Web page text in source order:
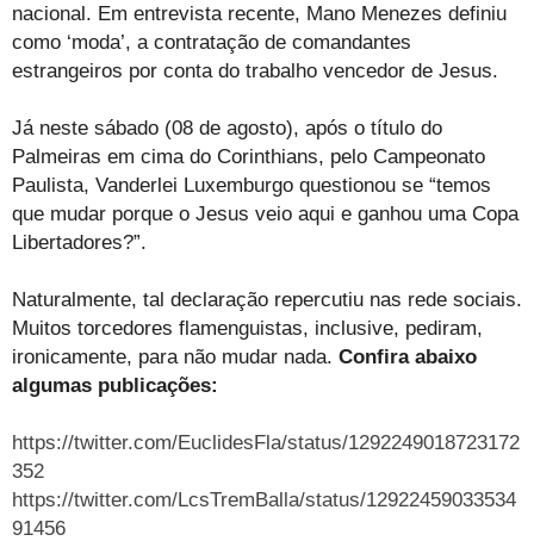
nacional. Em entrevista recente, Mano Menezes definiu
como ‘moda’, a contratação de comandantes
estrangeiros por conta do trabalho vencedor de Jesus.
Já neste sábado (08 de agosto), após o título do
Palmeiras em cima do Corinthians, pelo Campeonato
Paulista, Vanderlei Luxemburgo questionou se “temos
que mudar porque o Jesus veio aqui e ganhou uma Copa
Libertadores?”.
Naturalmente, tal declaração repercutiu nas rede sociais.
Muitos torcedores flamenguistas, inclusive, pediram,
ironicamente, para não mudar nada. Confira abaixo
algumas publicações:
https://twitter.com/EuclidesFla/status/1292249018723172
352
https://twitter.com/LcsTremBalla/status/12922459033534
91456